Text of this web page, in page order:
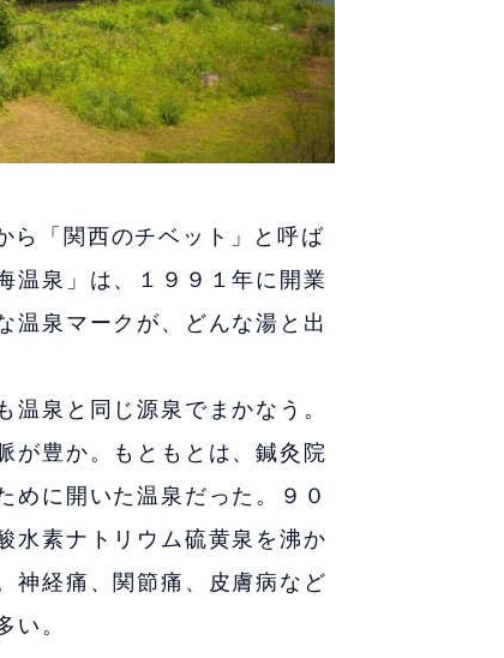
ら「関西のチベット」と呼ば
温泉」は、１９９１年に開業
温泉マークが、どんな湯と出
泉と同じ源泉でまかなう。
が豊か。もともとは、鍼灸院
めに開いた温泉だった。９０
水素ナトリウム硫黄泉を沸か
神経痛、関節痛、皮膚病など
い。